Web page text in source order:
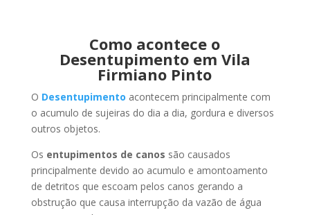
Como acontece o
Desentupimento em Vila
Firmiano Pinto
O Desentupimento acontecem principalmente com
o acumulo de sujeiras do dia a dia, gordura e diversos
outros objetos.
Os entupimentos de canos são causados
principalmente devido ao acumulo e amontoamento
de detritos que escoam pelos canos gerando a
obstrução que causa interrupção da vazão de água